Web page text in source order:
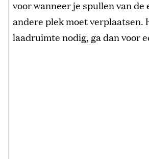
voor wanneer je spullen van de
andere plek moet verplaatsen.
laadruimte nodig, ga dan voor